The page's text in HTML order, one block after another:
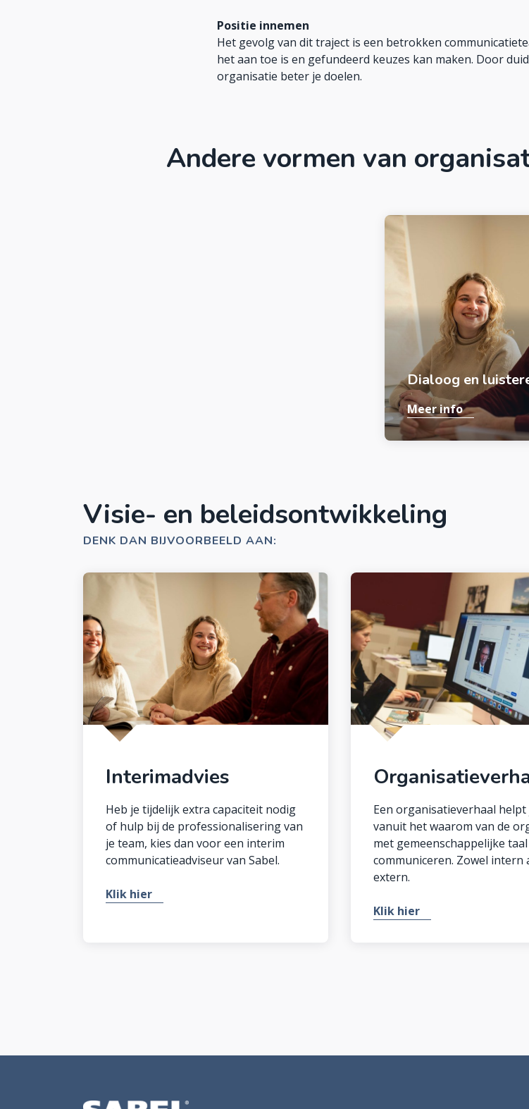
Positie innemen
Het gevolg van dit traject is een betrokken
het aan toe is en gefundeerd keuzes kan maken. Door
organisatie beter je doelen.
Andere vormen van
Dialoog en
Meer info
Visie- en beleidsontwikkeling
DENK DAN BIJVOORBEELD AAN:
Interimadvies
Heb je tijdelijk extra capaciteit nodig
of hulp bij de professionalisering van
je team, kies dan voor een interim
communicatieadviseur van Sabel.
Klik hier
Een organisatieverhaal helpt
vanuit het waarom van de
met gemeenschappelijke
communiceren. Zowel intern
extern.
Klik hier